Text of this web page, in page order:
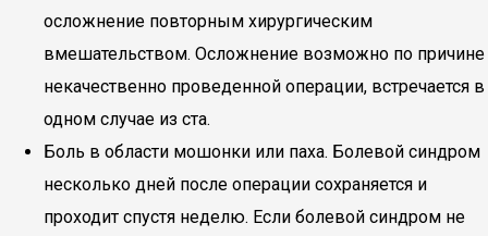
осложнение повторным хирургическим
вмешательством. Осложнение возможно по причине
некачественно проведенной операции, встречается в
одном случае из ста.
Боль в области мошонки или паха. Болевой синдром
несколько дней после операции сохраняется и
проходит спустя неделю. Если болевой синдром не